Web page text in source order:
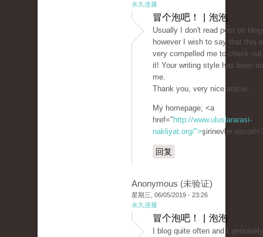
永久连接
冒个泡吧！ | 泡泡
Usually I don't read post on
however I wish to say that this
very compelled me to check
it! Your writing style has been
me.
Thank you, very nice article.
My homepage; <a
href=" http://www.uluslararasi-
nakliyat.org/">şirinevler
回复
Anonymous (未验证)
星期三, 06/05/2019 - 23:26
永久连接
冒个泡吧！ | 泡泡
I blog quite often and I genuinely